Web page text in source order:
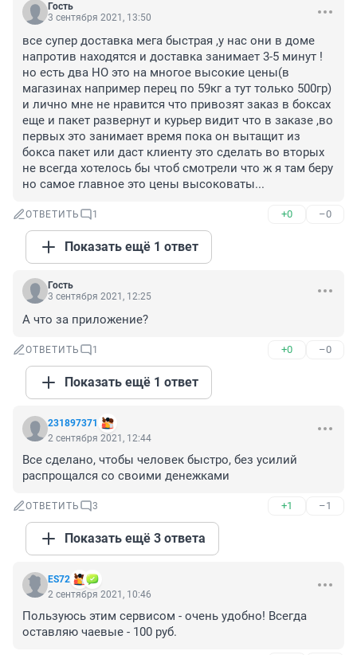
Гость
3 сентября 2021, 13:50
все супер доставка мега быстрая ,у нас они в доме
напротив находятся и доставка занимает 3-5 минут !
но есть два НО это на многое высокие цены(в
магазинах например перец по 59кг а тут только 500гр)
и лично мне не нравится что привозят заказ в боксах
еще и пакет развернут и курьер видит что в заказе ,во
первых это занимает время пока он вытащит из
бокса пакет или даст клиенту это сделать во вторых
не всегда хотелось бы чтоб смотрели что ж я там беру
но самое главное это цены высоковаты...
ОТВЕТИТЬ 1 +0 –0
Показать ещё 1 ответ
Гость
3 сентября 2021, 12:25
А что за приложение?
ОТВЕТИТЬ 1 +0 –0
Показать ещё 1 ответ
231897371
2 сентября 2021, 12:44
Все сделано, чтобы человек быстро, без усилий
распрощался со своими денежками
ОТВЕТИТЬ 3 +1 –1
Показать ещё 3 ответа
ES72
2 сентября 2021, 10:46
Пользуюсь этим сервисом - очень удобно! Всегда
оставляю чаевые - 100 руб.